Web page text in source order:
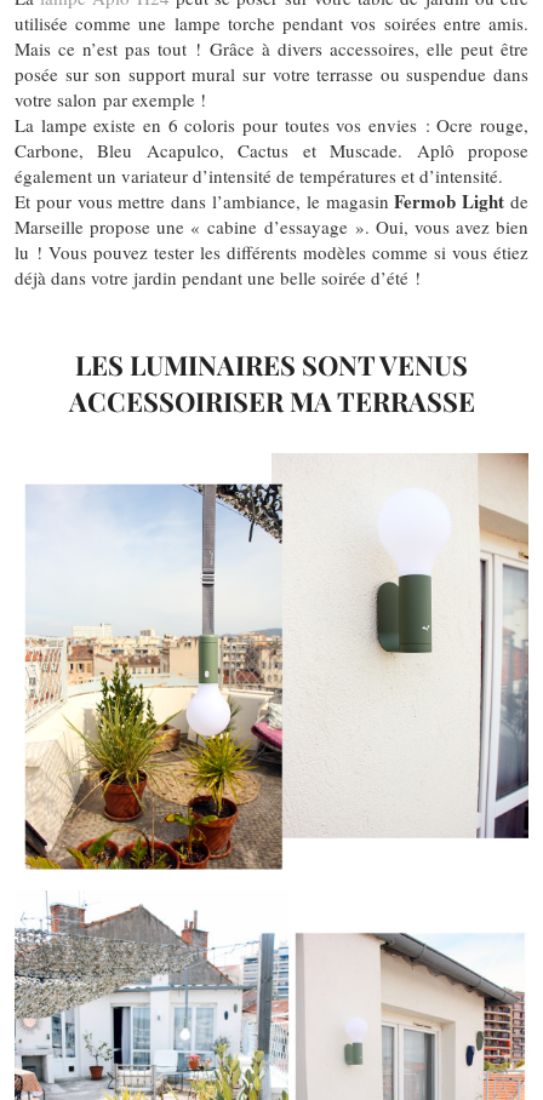
utilisée comme une lampe torche pendant vos soirées entre amis.
Mais ce n’est pas tout ! Grâce à divers accessoires, elle peut être
posée sur son support mural sur votre terrasse ou suspendue dans
votre salon par exemple !
La lampe existe en 6 coloris pour toutes vos envies : Ocre rouge,
Carbone, Bleu Acapulco, Cactus et Muscade. Aplô propose
également un variateur d’intensité de températures et d’intensité.
Et pour vous mettre dans l’ambiance, le magasinFermob Light de
Marseille propose une « cabine d’essayage ». Oui, vous avez bien
lu ! Vous pouvez tester les différents modèles comme si vous étiez
déjà dans votre jardin pendant une belle soirée d’été !
LES LUMINAIRES SONT VENUS
ACCESSOIRISER MA TERRASSE